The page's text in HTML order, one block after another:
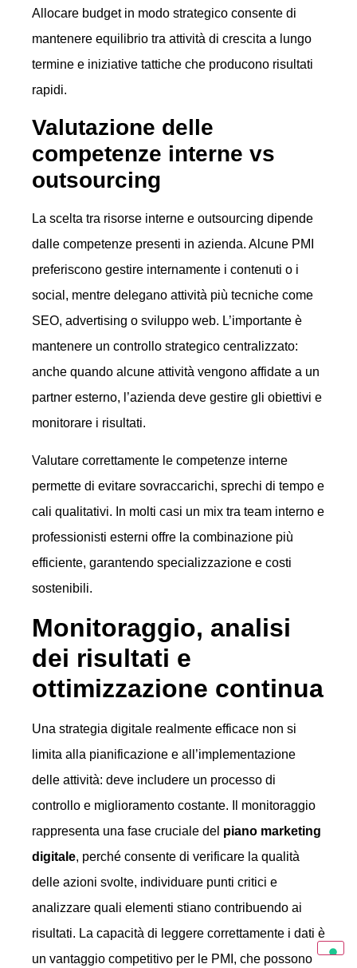
Allocare budget in modo strategico consente di
mantenere equilibrio tra attività di crescita a lungo
termine e iniziative tattiche che producono risultati
rapidi.
Valutazione delle
competenze interne vs
outsourcing
La scelta tra risorse interne e outsourcing dipende
dalle competenze presenti in azienda. Alcune PMI
preferiscono gestire internamente i contenuti o i
social, mentre delegano attività più tecniche come
SEO, advertising o sviluppo web. L’importante è
mantenere un controllo strategico centralizzato:
anche quando alcune attività vengono affidate a un
partner esterno, l’azienda deve gestire gli obiettivi e
monitorare i risultati.
Valutare correttamente le competenze interne
permette di evitare sovraccarichi, sprechi di tempo e
cali qualitativi. In molti casi un mix tra team interno e
professionisti esterni offre la combinazione più
efficiente, garantendo specializzazione e costi
sostenibili.
Monitoraggio, analisi
dei risultati e
ottimizzazione continua
Una strategia digitale realmente efficace non si
limita alla pianificazione e all’implementazione
delle attività: deve includere un processo di
controllo e miglioramento costante. Il monitoraggio
rappresenta una fase cruciale del piano marketing
digitale, perché consente di verificare la qualità
delle azioni svolte, individuare punti critici e
analizzare quali elementi stiano contribuendo ai
risultati. La capacità di leggere correttamente i dati è
un vantaggio competitivo per le PMI, che possono